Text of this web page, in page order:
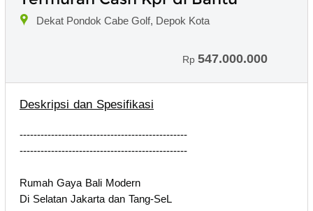
Dekat Pondok Cabe Golf, Depok Kota
Rp 547.000.000
Deskripsi dan Spesifikasi
------------------------------------------------
------------------------------------------------
Rumah Gaya Bali Modern
Di Selatan Jakarta dan Tang-SeL